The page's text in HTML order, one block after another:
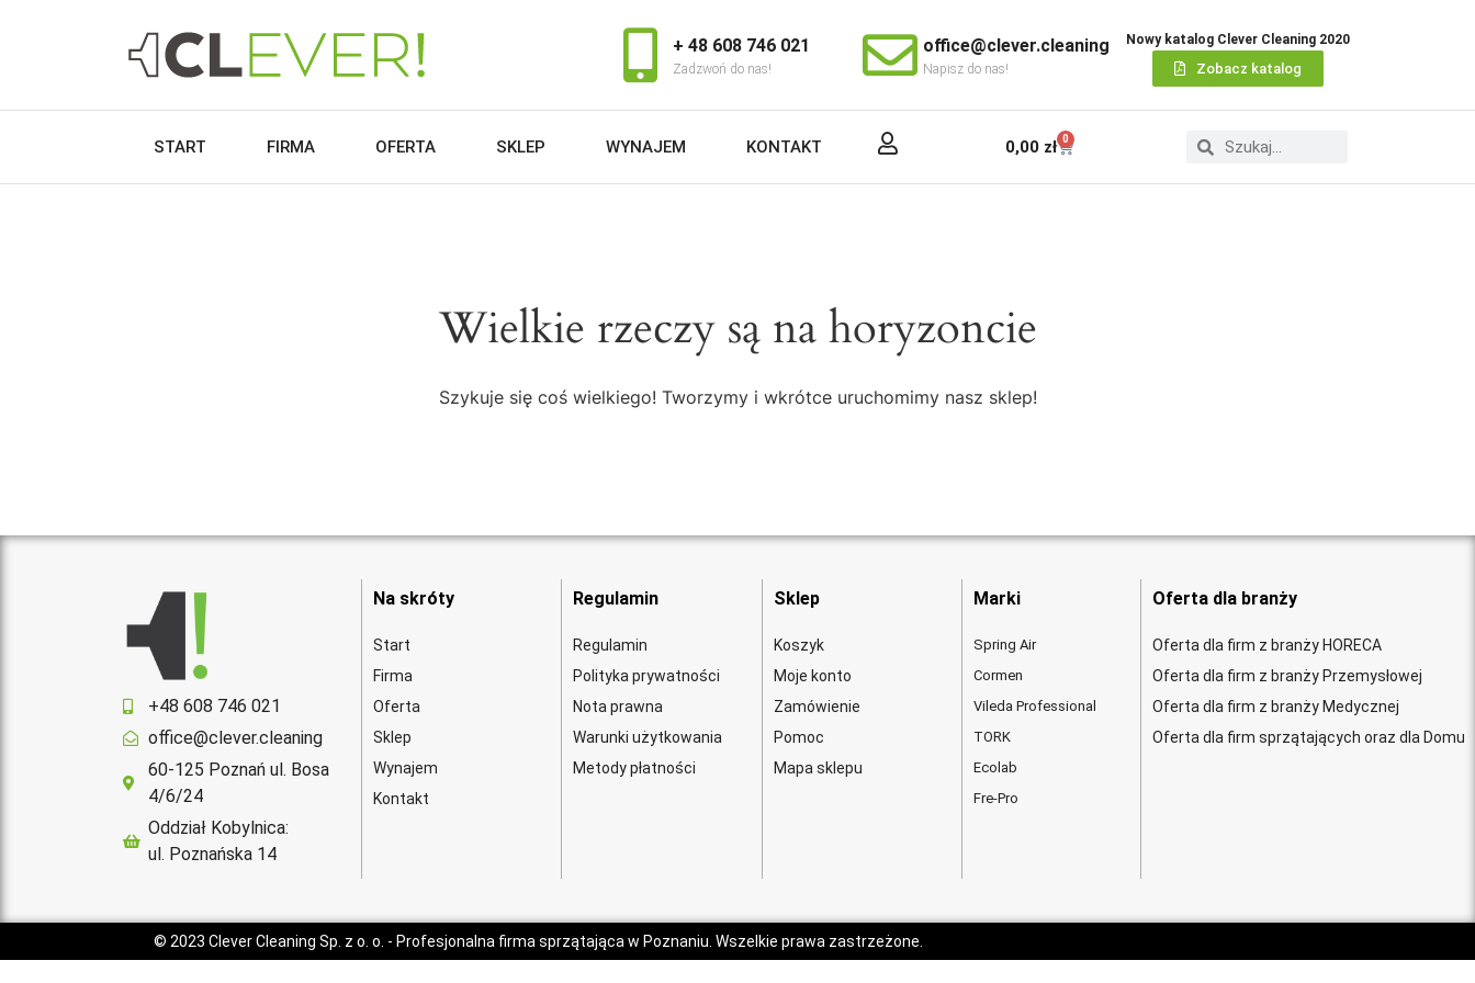
+ 48 608 746 021
Zadzwoń do nas!
office@clever.cleaning
Napisz do nas!
Nowy katalog Clever Cleaning 2020
Zobacz katalog
START FIRMA OFERTA SKLEP WYNAJEM KONTAKT 0,00 zł 0
Wielkie rzeczy są na horyzoncie
Szykuje się coś wielkiego! Tworzymy i wkrótce uruchomimy nasz sklep!
+48 608 746 021
office@clever.cleaning
60-125 Poznań ul. Bosa
4/6/24
Oddział Kobylnica:
ul. Poznańska 14
Na skróty
Start
Firma
Oferta
Sklep
Wynajem
Kontakt
Regulamin
Regulamin
Polityka prywatności
Nota prawna
Warunki użytkowania
Metody płatności
Sklep
Koszyk
Moje konto
Zamówienie
Pomoc
Mapa sklepu
Marki
Spring Air
Cormen
Vileda Professional
TORK
Ecolab
Fre-Pro
Oferta dla branży
Oferta dla firm z branży HORECA
Oferta dla firm z branży Przemysłowej
Oferta dla firm z branży Medycznej
Oferta dla firm sprzątających oraz dla Domu
© 2023 Clever Cleaning Sp. z o. o. - Profesjonalna firma sprzątająca w Poznaniu. Wszelkie prawa zastrzeżone.